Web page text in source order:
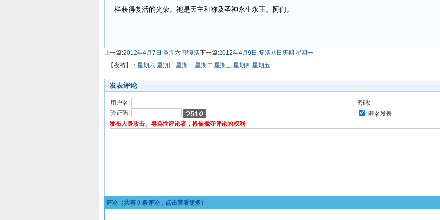
样获得复活的光荣。祂是天主和祢及圣神永生永王。阿们。
上一篇:2012年4月7日 圣周六 望复活下一篇:2012年4月9日 复活八日庆期 星期一
【夜祷】： 星期六 星期日 星期一 星期二 星期三 星期四 星期五
发表评论
用户名:
密码:
验证码:
匿名发表
发布人身攻击、辱骂性评论者，将被褫夺评论的权利！
评论（共有 0 条评论，点击查看更多）